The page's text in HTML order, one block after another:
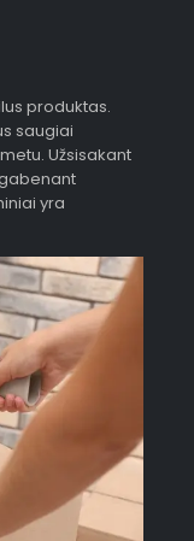
produktas.
saugiai
Užsisakant
yra